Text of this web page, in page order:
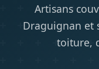
Artisans
Draguignan et
toiture,